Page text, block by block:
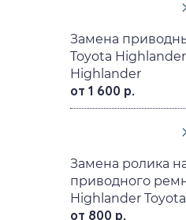
Замена
Toyota
Highlander
от 1 600 р.
Замена ролика
приводного
Highlander
от 800 р.